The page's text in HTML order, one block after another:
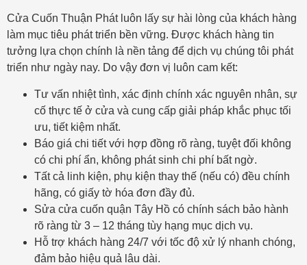
Cửa Cuốn Thuận Phát luôn lấy sự hài lòng của khách hàng
làm mục tiêu phát triển bền vững. Được khách hàng tin
tưởng lựa chọn chính là nền tảng để dịch vụ chúng tôi phát
triển như ngày nay. Do vậy đơn vị luôn cam kết:
Tư vấn nhiệt tình, xác định chính xác nguyên nhân, sự
cố thực tế ở cửa và cung cấp giải pháp khắc phục tối
ưu, tiết kiệm nhất.
Báo giá chi tiết với hợp đồng rõ ràng, tuyệt đối không
có chi phí ẩn, không phát sinh chi phí bất ngờ.
Tất cả linh kiện, phụ kiện thay thế (nếu có) đều chính
hãng, có giấy tờ hóa đơn đầy đủ.
Sửa cửa cuốn quận Tây Hồ có chính sách bảo hành
rõ ràng từ 3 – 12 tháng tùy hạng mục dịch vụ.
Hỗ trợ khách hàng 24/7 với tốc độ xử lý nhanh chóng,
đảm bảo hiệu quả lâu dài.